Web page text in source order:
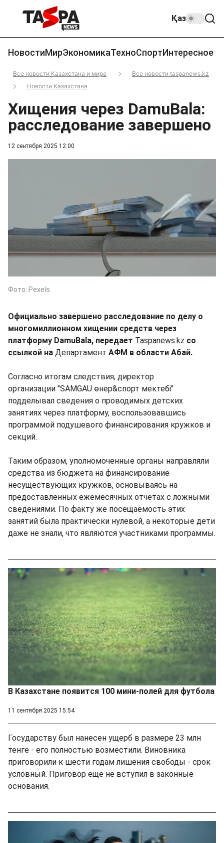
Қаз
НовостиМирЭкономикаТехноСпортИнтересное
Все новости Казахстана и мира
Все новости taspanews.kz
Новости Казахстана
12 сентября 2025 12:00
Хищения через DamuBala:
расследование завершено
Фото: Pexels
Официально завершено расследование по делу о
многомиллионном хищении средств через
платформу DamuBala, передает Taspanews.kz со
ссылкой на Департамент АФМ в области Абай.
Согласно итогам следствия, директор
организации "SAMGAU өнер&спорт мектебі"
подделывал сведения о проводимых детских
занятиях через платформу, воспользовавшись
программой подушевого финансирования кружков и
секций.
Таким образом, уполномоченные органы направляли
средства из бюджета на финансирование
несуществующих кружков, основываясь на
предоставленных ежемесячных отчетах с ложными
сведениями. По факту же посещаемость этих
занятий была практически нулевой, а некоторые дети
даже не знали, что являются участниками программы.
В Казахстане появится 100 мини-полей для футбола
11 сентября 2025 15:54
Государству был нанесен ущерб в размере 23 млн
тенге - его полностью возместили. Виновника
приговорили к шести годам лишения свободы - срок
условный. Приговор еще не вступил в законные
основания.